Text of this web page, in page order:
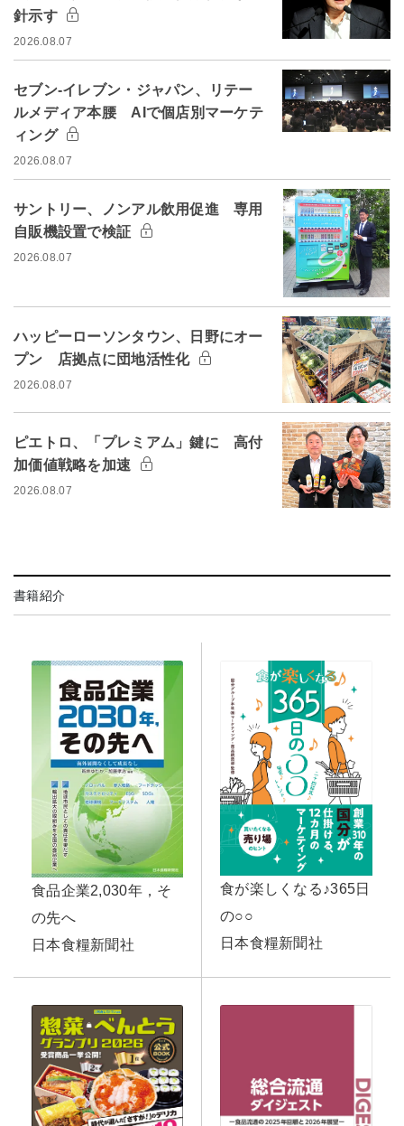
針示す
2026.08.07
セブン-イレブン・ジャパン、リテー
ルメディア本腰 AIで個店別マーケテ
ィング
2026.08.07
サントリー、ノンアル飲用促進 専用
自販機設置で検証
2026.08.07
ハッピーローソンタウン、日野にオー
プン 店拠点に団地活性化
2026.08.07
ピエトロ、「プレミアム」鍵に 高付
加価値戦略を加速
2026.08.07
書籍紹介
食品企業2,030年，そ
の先へ
日本食糧新聞社
食が楽しくなる♪365日
の○○
日本食糧新聞社